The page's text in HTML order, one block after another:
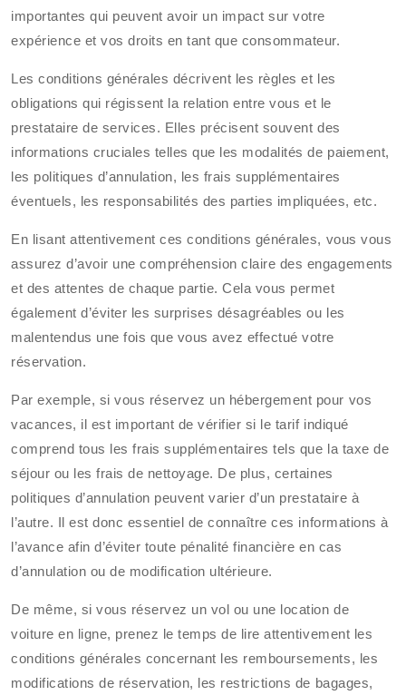
importantes qui peuvent avoir un impact sur votre
expérience et vos droits en tant que consommateur.
Les conditions générales décrivent les règles et les
obligations qui régissent la relation entre vous et le
prestataire de services. Elles précisent souvent des
informations cruciales telles que les modalités de paiement,
les politiques d’annulation, les frais supplémentaires
éventuels, les responsabilités des parties impliquées, etc.
En lisant attentivement ces conditions générales, vous vous
assurez d’avoir une compréhension claire des engagements
et des attentes de chaque partie. Cela vous permet
également d’éviter les surprises désagréables ou les
malentendus une fois que vous avez effectué votre
réservation.
Par exemple, si vous réservez un hébergement pour vos
vacances, il est important de vérifier si le tarif indiqué
comprend tous les frais supplémentaires tels que la taxe de
séjour ou les frais de nettoyage. De plus, certaines
politiques d’annulation peuvent varier d’un prestataire à
l’autre. Il est donc essentiel de connaître ces informations à
l’avance afin d’éviter toute pénalité financière en cas
d’annulation ou de modification ultérieure.
De même, si vous réservez un vol ou une location de
voiture en ligne, prenez le temps de lire attentivement les
conditions générales concernant les remboursements, les
modifications de réservation, les restrictions de bagages,